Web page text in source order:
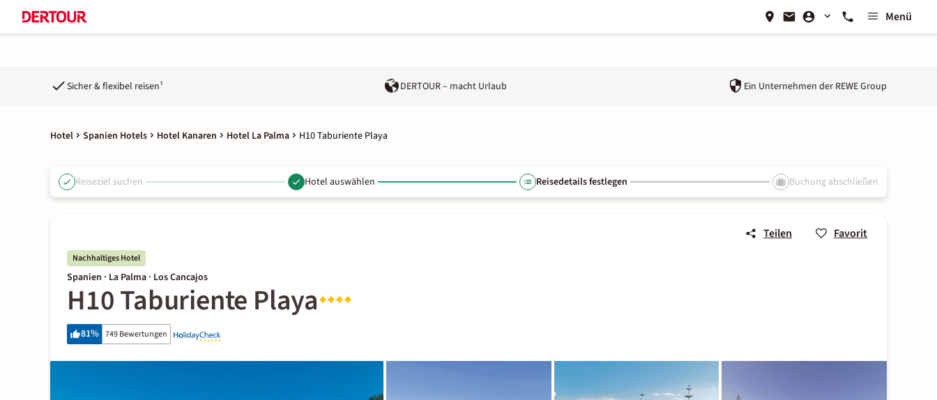
Menü
Sicher & flexibel reisen¹ DERTOUR – macht Urlaub Ein Unternehmen der REWE Group
Hotel Spanien Hotels Hotel Kanaren Hotel La Palma H10 Taburiente Playa
Reiseziel suchen Hotel auswählen Reisedetails festlegen Buchung abschließen
Teilen Favorit
Nachhaltiges Hotel
Spanien · La Palma · Los Cancajos
H10 Taburiente Playa
81% 749 Bewertungen